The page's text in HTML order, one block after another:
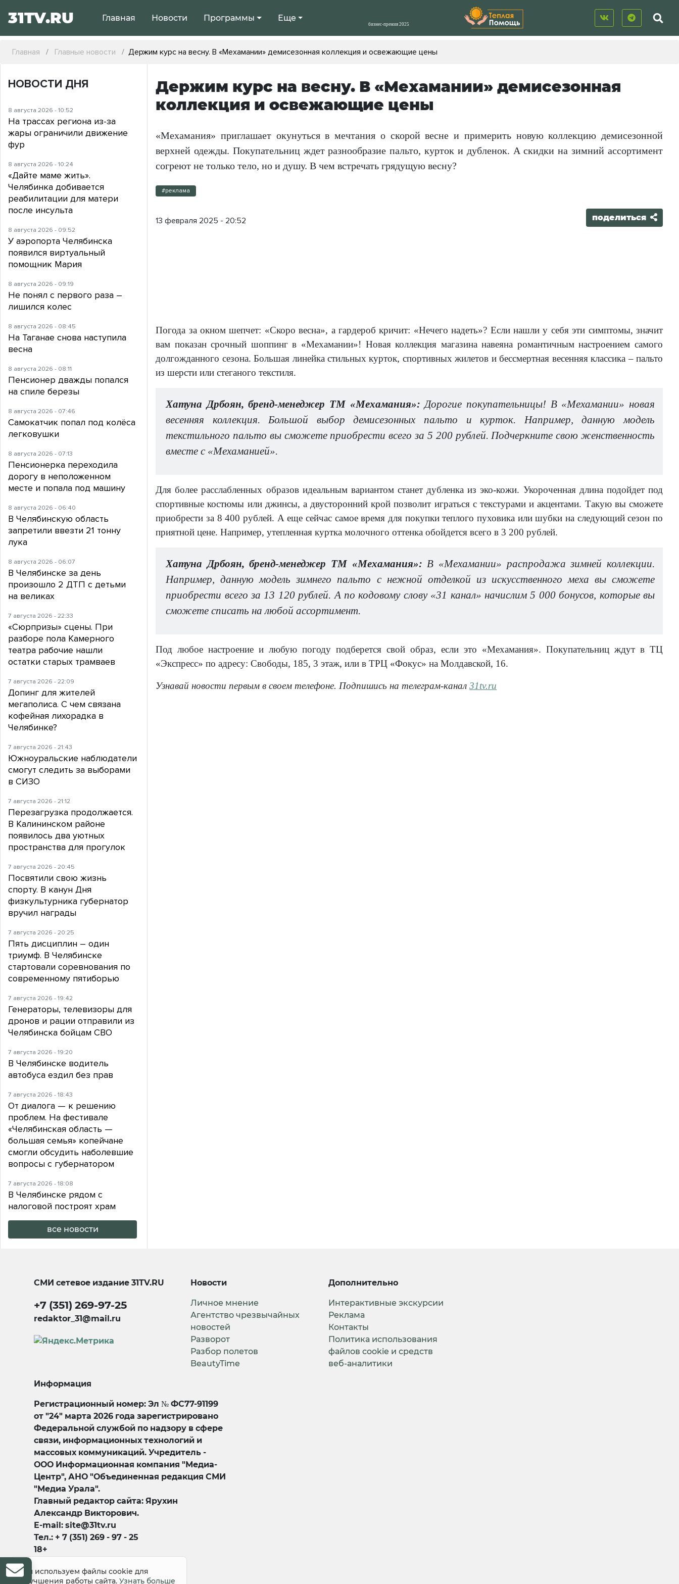
31TV.RU Главная Новости Программы Еще
Главная Главные новости Держим курс на весну. В «Мехамании» демисезонная коллекция и освежающие цены
Держим курс на весну. В «Мехамании» демисезонная
коллекция и освежающие цены
«Мехамания» приглашает окунуться в мечтания о скорой весне и примерить новую коллекцию демисезонной
верхней одежды. Покупательниц ждет разнообразие пальто, курток и дубленок. А скидки на зимний ассортимент
согреют не только тело, но и душу. В чем встречать грядущую весну?
#реклама
13 февраля 2025 - 20:52 поделиться
Погода за окном шепчет: «Скоро весна», а гардероб кричит: «Нечего надеть»? Если нашли у себя эти симптомы, значит
вам показан срочный шоппинг в «Мехамании»! Новая коллекция магазина навеяна романтичным настроением самого
долгожданного сезона. Большая линейка стильных курток, спортивных жилетов и бессмертная весенняя классика – пальто
из шерсти или стеганого текстиля.
Хатуна Дрбоян, бренд-менеджер ТМ «Мехамания»: Дорогие покупательницы! В «Мехамании» новая
весенняя коллекция. Большой выбор демисезонных пальто и курток. Например, данную модель
текстильного пальто вы сможете приобрести всего за 5 200 рублей. Подчеркните свою женственность
вместе с «Мехаманией».
Для более расслабленных образов идеальным вариантом станет дубленка из эко-кожи. Укороченная длина подойдет под
спортивные костюмы или джинсы, а двусторонний крой позволит играться с текстурами и акцентами. Такую вы сможете
приобрести за 8 400 рублей. А еще сейчас самое время для покупки теплого пуховика или шубки на следующий сезон по
приятной цене. Например, утепленная куртка молочного оттенка обойдется всего в 3 200 рублей.
Хатуна Дрбоян, бренд-менеджер ТМ «Мехамания»: В «Мехамании» распродажа зимней коллекции.
Например, данную модель зимнего пальто с нежной отделкой из искусственного меха вы сможете
приобрести всего за 13 120 рублей. А по кодовому слову «31 канал» начислим 5 000 бонусов, которые вы
сможете списать на любой ассортимент.
Под любое настроение и любую погоду подберется свой образ, если это «Мехамания». Покупательниц ждут в ТЦ
«Экспресс» по адресу: Свободы, 185, 3 этаж, или в ТРЦ «Фокус» на Молдавской, 16.
Узнавай новости первым в своем телефоне. Подпишись на телеграм-канал31tv.ru
НОВОСТИ ДНЯ
8 августа 2026 - 10:52
На трассах региона из-за
жары ограничили движение
фур
8 августа 2026 - 10:24
«Дайте маме жить».
Челябинка добивается
реабилитации для матери
после инсульта
8 августа 2026 - 09:52
У аэропорта Челябинска
появился виртуальный
помощник Мария
8 августа 2026 - 09:19
Не понял с первого раза –
лишился колес
8 августа 2026 - 08:45
На Таганае снова наступила
весна
8 августа 2026 - 08:11
Пенсионер дважды попался
на спиле березы
8 августа 2026 - 07:46
Самокатчик попал под колёса
легковушки
8 августа 2026 - 07:13
Пенсионерка переходила
дорогу в неположенном
месте и попала под машину
8 августа 2026 - 06:40
В Челябинскую область
запретили ввезти 21 тонну
лука
8 августа 2026 - 06:07
В Челябинске за день
произошло 2 ДТП с детьми
на великах
7 августа 2026 - 22:33
«Сюрпризы» сцены. При
разборе пола Камерного
театра рабочие нашли
остатки старых трамваев
7 августа 2026 - 22:09
Допинг для жителей
мегаполиса. С чем связана
кофейная лихорадка в
Челябинке?
7 августа 2026 - 21:43
Южноуральские наблюдатели
смогут следить за выборами
в СИЗО
7 августа 2026 - 21:12
Перезагрузка продолжается.
В Калининском районе
появилось два уютных
пространства для прогулок
7 августа 2026 - 20:45
Посвятили свою жизнь
спорту. В канун Дня
физкультурника губернатор
вручил награды
7 августа 2026 - 20:25
Пять дисциплин – один
триумф. В Челябинске
стартовали соревнования по
современному пятиборью
7 августа 2026 - 19:42
Генераторы, телевизоры для
дронов и рации отправили из
Челябинска бойцам СВО
7 августа 2026 - 19:20
В Челябинске водитель
автобуса ездил без прав
7 августа 2026 - 18:43
От диалога — к решению
проблем. На фестивале
«Челябинская область —
большая семья» копейчане
смогли обсудить наболевшие
вопросы с губернатором
7 августа 2026 - 18:08
В Челябинске рядом с
налоговой построят храм
все новости
СМИ сетевое издание31TV.RU
+7 (351) 269-97-25
redaktor_31@mail.ru
Новости
Личное мнение
Агентство чрезвычайных
новостей
Разворот
Разбор полетов
BeautyTime
Дополнительно
Интерактивные экскурсии
Реклама
Контакты
Политика использования
файлов cookie и средств
веб-аналитики
Информация
Регистрационный номер: Эл № ФС77-91199
от "24" марта 2026 года зарегистрировано
Федеральной службой по надзору в сфере
связи, информационных технологий и
массовых коммуникаций. Учредитель -
ООО Информационная компания "Медиа-
Центр", АНО "Объединенная редакция СМИ
"Медиа Урала".
Главный редактор сайта: Ярухин
Александр Викторович.
E-mail: site@31tv.ru
Тел.: + 7 (351) 269 - 97 - 25
18+
Мы используем файлы cookie для
улучшения работы сайта. Узнать больше